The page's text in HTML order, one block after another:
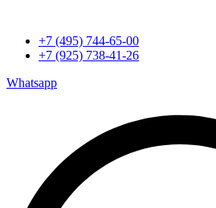
+7 (495) 744-65-00
+7 (925) 738-41-26
Whatsapp